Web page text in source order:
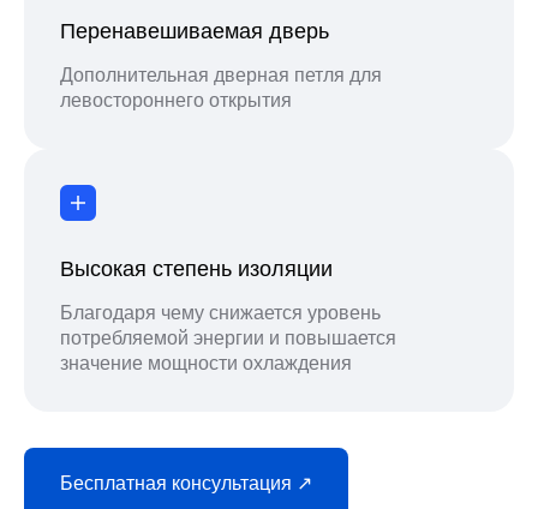
Перенавешиваемая дверь
Дополнительная дверная петля для
левостороннего открытия
Высокая степень изоляции
Благодаря чему снижается уровень
потребляемой энергии и повышается
значение мощности охлаждения
Бесплатная консультация ↗